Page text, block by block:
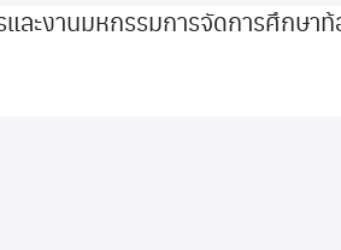
ละงานมหกรรมการจัดการศึกษา